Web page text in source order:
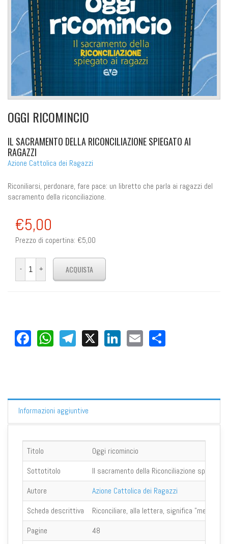
OGGI RICOMINCIO
IL SACRAMENTO DELLA RICONCILIAZIONE SPIEGATO AI
RAGAZZI
Azione Cattolica dei Ragazzi
Riconiliarsi, perdonare, fare pace: un libretto che parla ai ragazzi del
sacramento della riconciliazione.
€5,00
Prezzo di copertina: €5,00
Facebook
WhatsApp
Telegram
X LinkedIn
Email
Informazioni aggiuntive
Titolo
Oggi ricomincio
Sottotitolo
Il sacramento della Riconciliazione spiegato
Autore
Azione Cattolica dei Ragazzi
Scheda descrittiva
Riconciliare, alla lettera, significa "mettere
Pagine
48